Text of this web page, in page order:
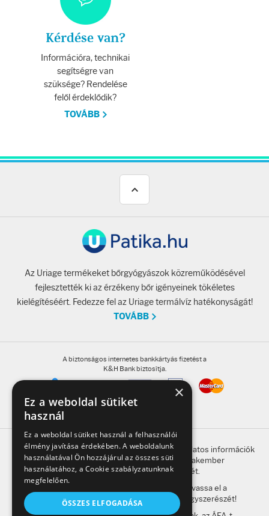
Kérdése van?
Információra, technikai
segítségre van
szüksége? Rendelése
felől érdeklődik?
TOVÁBB
Az Uriage termékeket bőrgyógyászok közreműködésével
fejlesztették ki az érzékeny bőr igényeinek tökéletes
kielégítéséért. Fedezze fel az Uriage termálvíz hatékonyságát!
TOVÁBB
A biztonságos internetes bankkártyás fizetést a
K&H Bank biztosítja.
A honlap oldalain található, gyógyszerrel kapcsolatos információk
betegség esetén nem helyettesítik a szakember
megkeresésének szükségességét.
A kockázatokról és a mellékhatásokról olvassa el a
betegtájékoztatót, vagy kérdezze meg gyógyszerészét!
Testápolók
Tisztálkodók
Kézkrémek
Napozás előtt
AZ ÖSSZES TERMÉK
×
Ez a weboldal sütiket
használ
Ez a weboldal sütiket használ a felhasználói
élmény javítása érdekében. A weboldalunk
használatával Ön hozzájárul az összes süti
használatához, a Cookie szabályzatunknak
megfelelően.
ÖSSZES ELFOGADÁSA